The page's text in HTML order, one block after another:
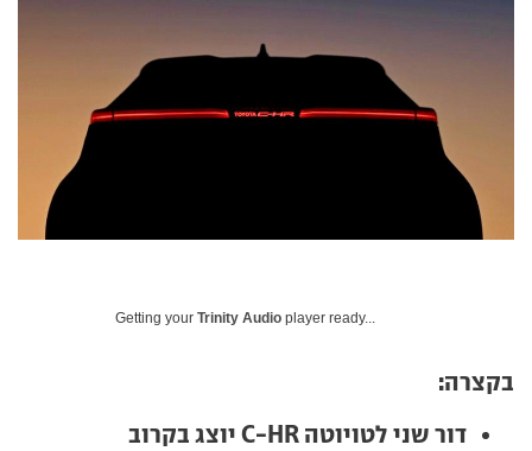
Getting your Trinity Audio player ready...
בקצרה:
דור שני לטויוטה C-HR יוצג בקרוב